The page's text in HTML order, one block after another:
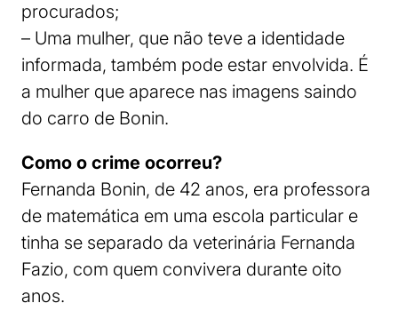
procurados;
– Uma mulher, que não teve a identidade
informada, também pode estar envolvida. É
a mulher que aparece nas imagens saindo
do carro de Bonin.
Como o crime ocorreu?
Fernanda Bonin, de 42 anos, era professora
de matemática em uma escola particular e
tinha se separado da veterinária Fernanda
Fazio, com quem convivera durante oito
anos.